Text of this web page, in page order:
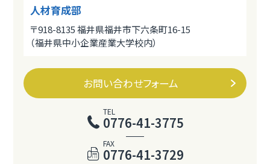
人材育成部
〒918-8135 福井県福井市下六条町16-15
（福井県中小企業産業大学校内）
お問い合わせフォーム
TEL
0776-41-3775
FAX
0776-41-3729